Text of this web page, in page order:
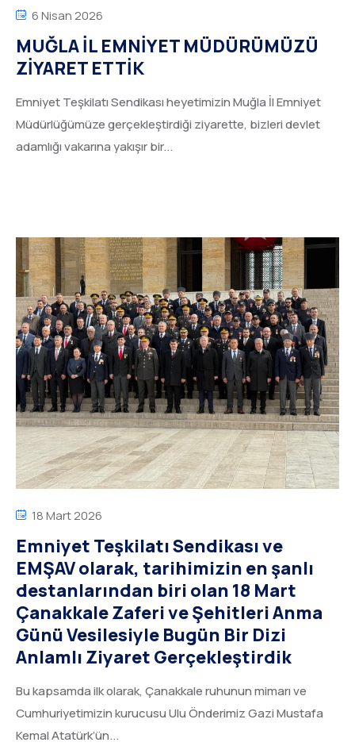
6 Nisan 2026
MUĞLA İL EMNİYET MÜDÜRÜMÜZÜ
ZİYARET ETTİK
Emniyet Teşkilatı Sendikası heyetimizin Muğla İl Emniyet
Müdürlüğümüze gerçekleştirdiği ziyarette, bizleri devlet
adamlığı vakarına yakışır bir...
18 Mart 2026
Emniyet Teşkilatı Sendikası ve
EMŞAV olarak, tarihimizin en şanlı
destanlarından biri olan 18 Mart
Çanakkale Zaferi ve Şehitleri Anma
Günü Vesilesiyle Bugün Bir Dizi
Anlamlı Ziyaret Gerçekleştirdik
Bu kapsamda ilk olarak, Çanakkale ruhunun mimarı ve
Cumhuriyetimizin kurucusu Ulu Önderimiz Gazi Mustafa
Kemal Atatürk’ün...